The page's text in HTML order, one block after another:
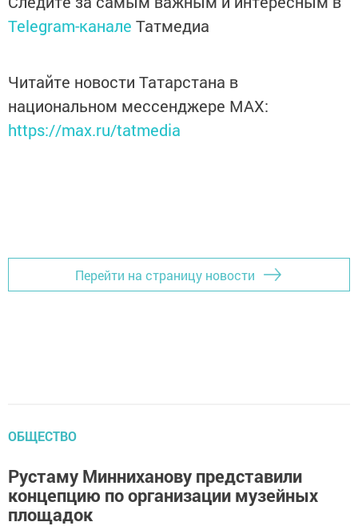
Telegram-канале Татмедиа
Читайте новости Татарстана в
национальном мессенджере MАХ:
https://max.ru/tatmedia
Перейти на страницу новости
ОБЩЕСТВО
Рустаму Минниханову представили
концепцию по организации музейных
площадок